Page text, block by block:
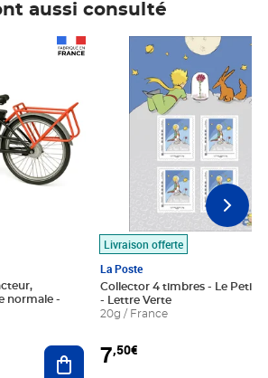
aussi consulté
Ajouter au panier
Livraison offerte
La Poste
Collector 4 timbres - Le Petit
- Lettre Verte
20g / France
7,50€
Prix 7,50€